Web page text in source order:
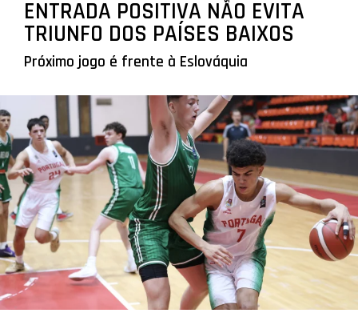
ENTRADA POSITIVA NÃO EVITA
TRIUNFO DOS PAÍSES BAIXOS
Próximo jogo é frente à Eslováquia